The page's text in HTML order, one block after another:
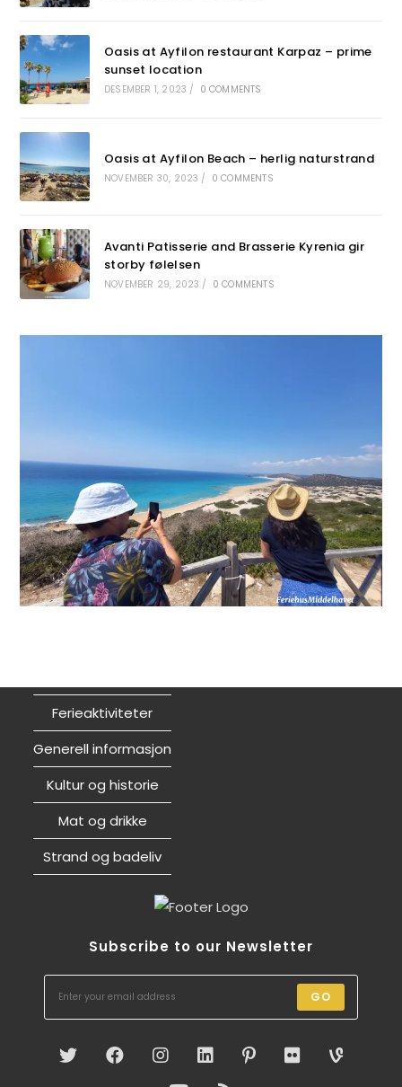
Oasis at Ayfilon restaurant Karpaz – prime
sunset location
DESEMBER 1, 2023 / 0 COMMENTS
Oasis at Ayfilon Beach – herlig naturstrand
NOVEMBER 30, 2023 / 0 COMMENTS
Avanti Patisserie and Brasserie Kyrenia gir
storby følelsen
NOVEMBER 29, 2023 / 0 COMMENTS
Ferieaktiviteter
Generell informasjon
Kultur og historie
Mat og drikke
Strand og badeliv
Subscribe to our Newsletter
GO